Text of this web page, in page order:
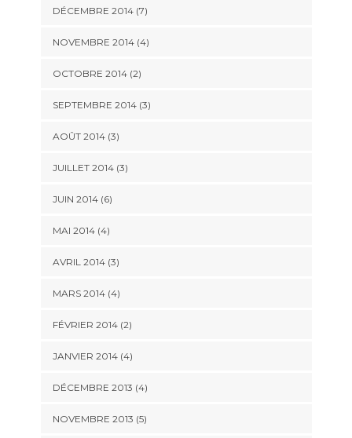
DÉCEMBRE 2014(7)
NOVEMBRE 2014(4)
OCTOBRE 2014(2)
SEPTEMBRE 2014(3)
AOÛT 2014(3)
JUILLET 2014(3)
JUIN 2014(6)
MAI 2014(4)
AVRIL 2014(3)
MARS 2014(4)
FÉVRIER 2014(2)
JANVIER 2014(4)
DÉCEMBRE 2013 (4)
NOVEMBRE 2013 (5)